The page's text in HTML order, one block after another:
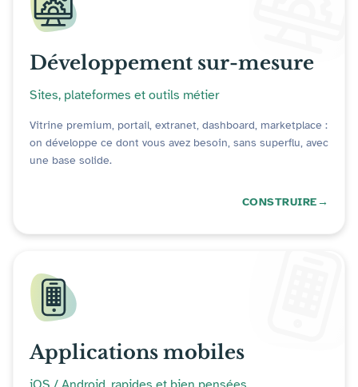
Développement sur-mesure
Sites, plateformes et outils métier
Vitrine premium, portail, extranet, dashboard, marketplace :
on développe ce dont vous avez besoin, sans superflu, avec
une base solide.
CONSTRUIRE
Applications mobiles